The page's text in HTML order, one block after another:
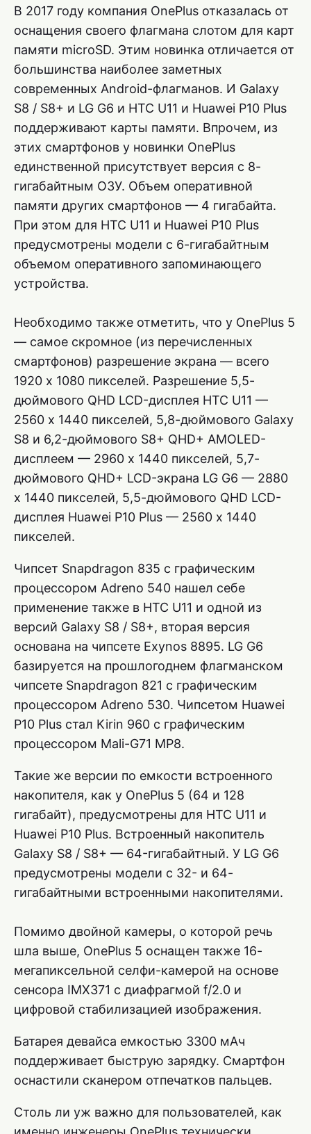
В 2017 году компания OnePlus отказалась от
оснащения своего флагмана слотом для карт
памяти microSD. Этим новинка отличается от
большинства наиболее заметных
современных Android-флагманов. И Galaxy
S8 / S8+ и LG G6 и HTC U11 и Huawei P10 Plus
поддерживают карты памяти. Впрочем, из
этих смартфонов у новинки OnePlus
единственной присутствует версия с 8-
гигабайтным ОЗУ. Объем оперативной
памяти других смартфонов — 4 гигабайта.
При этом для HTC U11 и Huawei P10 Plus
предусмотрены модели с 6-гигабайтным
объемом оперативного запоминающего
устройства.
Необходимо также отметить, что у OnePlus 5
— самое скромное (из перечисленных
смартфонов) разрешение экрана — всего
1920 х 1080 пикселей. Разрешение 5,5-
дюймового QHD LCD-дисплея HTC U11 —
2560 х 1440 пикселей, 5,8-дюймового Galaxy
S8 и 6,2-дюймового S8+ QHD+ AMOLED-
дисплеем — 2960 х 1440 пикселей, 5,7-
дюймового QHD+ LCD-экрана LG G6 — 2880
х 1440 пикселей, 5,5-дюймового QHD LCD-
дисплея Huawei P10 Plus — 2560 х 1440
пикселей.
Чипсет Snapdragon 835 с графическим
процессором Adreno 540 нашел себе
применение также в HTC U11 и одной из
версий Galaxy S8 / S8+, вторая версия
основана на чипсете Exynos 8895. LG G6
базируется на прошлогоднем флагманском
чипсете Snapdragon 821 с графическим
процессором Adreno 530. Чипсетом Huawei
P10 Plus стал Kirin 960 с графическим
процессором Mali-G71 MP8.
Такие же версии по емкости встроенного
накопителя, как у OnePlus 5 (64 и 128
гигабайт), предусмотрены для HTC U11 и
Huawei P10 Plus. Встроенный накопитель
Galaxy S8 / S8+ — 64-гигабайтный. У LG G6
предусмотрены модели с 32- и 64-
гигабайтными встроенными накопителями.
Помимо двойной камеры, о которой речь
шла выше, OnePlus 5 оснащен также 16-
мегапиксельной селфи-камерой на основе
сенсора IMX371 с диафрагмой f/2.0 и
цифровой стабилизацией изображения.
Батарея девайса емкостью 3300 мАч
поддерживает быструю зарядку. Смартфон
оснастили сканером отпечатков пальцев.
Столь ли уж важно для пользователей, как